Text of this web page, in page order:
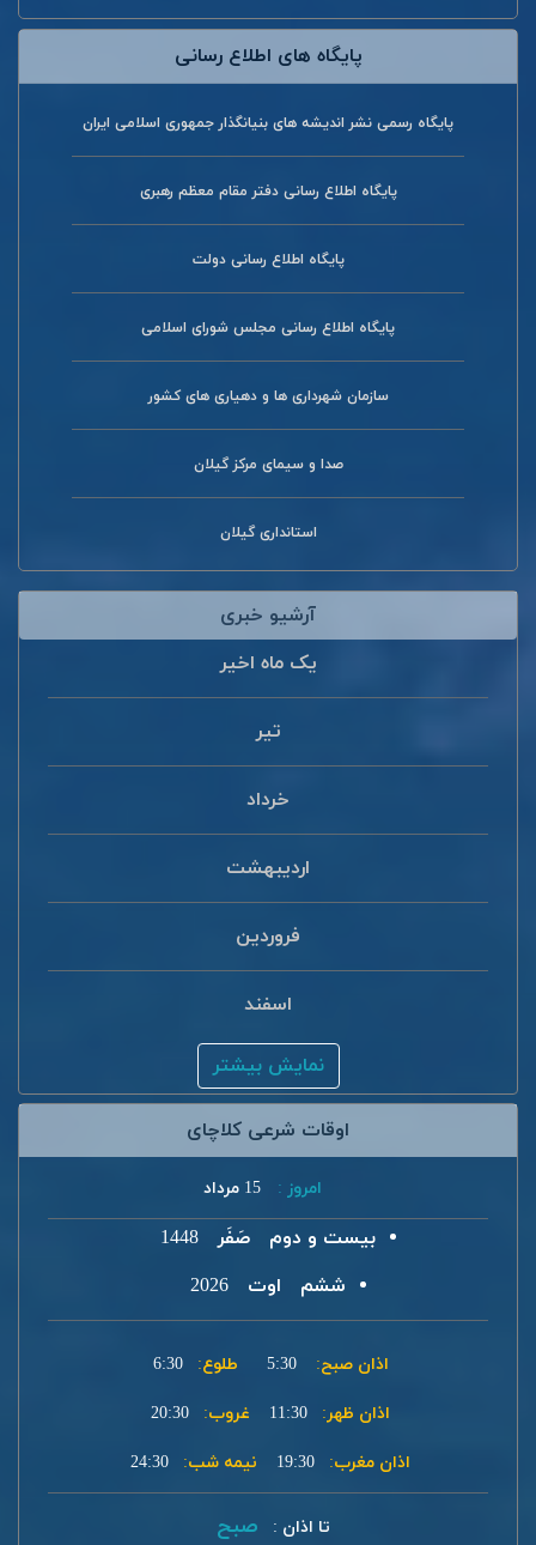
پایگاه های اطلاع رسانی
پایگاه رسمی نشر اندیشه های بنیانگذار جمهوری اسلامی ایران
پایگاه اطلاع رسانی دفتر مقام معظم رهبری
پایگاه اطلاع رسانی دولت
پایگاه اطلاع رسانی مجلس شورای اسلامی
سازمان شهرداری ها و دهیاری های کشور
صدا و سیمای مرکز گیلان
استانداری گیلان
آرشیو خبری
یک ماه اخیر
تیر
خرداد
اردیبهشت
فروردین
اسفند
نمایش بیشتر
اوقات شرعی کلاچای
امروز : 15 مرداد
بیست و دوم صَفَر
1448
ششم
اوت 2026
اذان صبح: 5:30 طلوع: 6:30
اذان ظهر: 11:30 غروب: 20:30
اذان مغرب: 19:30 نیمه شب: 24:30
تا اذان : صبح